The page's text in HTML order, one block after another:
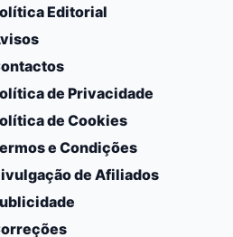
Editorial
de Privacidade
de Cookies
e Condições
de Afiliados